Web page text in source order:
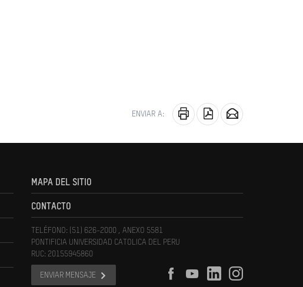
ENVIAR A:
MAPA DEL SITIO
CONTACTO
TELÉFONO: (51) 626-2000 , ANEXO 5581
PONTIFICIA UNIVERSIDAD CATOLICA DEL PERU
RUC: 20155945860
ENVIAR MENSAJE